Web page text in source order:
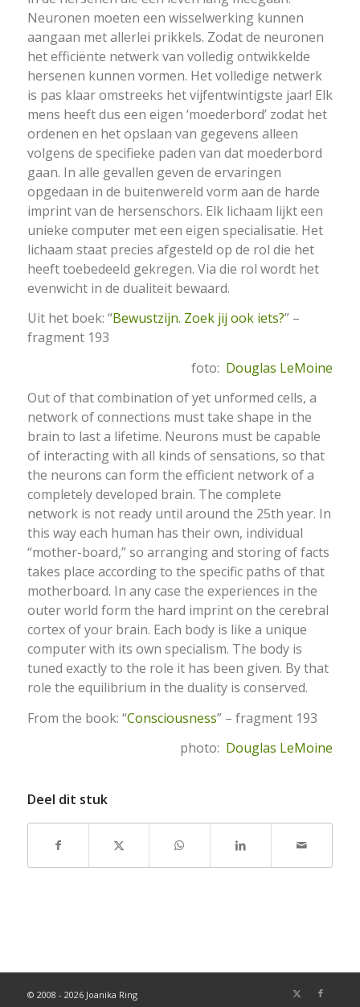
Neuronen moeten een wisselwerking kunnen
aangaan met allerlei prikkels. Zodat de neuronen
het efficiënte netwerk van volledig ontwikkelde
hersenen kunnen vormen. Het volledige netwerk
is pas klaar omstreeks het vijfentwintigste jaar! Elk
mens heeft dus een eigen ‘moederbord’ zodat het
ordenen en het opslaan van gegevens alleen
volgens de specifieke paden van dat moederbord
gaan. In alle gevallen geven de ervaringen
opgedaan in de buitenwereld vorm aan de harde
imprint van de hersenschors. Elk lichaam lijkt een
unieke computer met een eigen specialisatie. Het
lichaam staat precies afgesteld op de rol die het
heeft toebedeeld gekregen. Via die rol wordt het
evenwicht in de dualiteit bewaard.
Uit het boek: “Bewustzijn. Zoek jij ook iets?” –
fragment 193
foto: Douglas LeMoine
Out of that combination of yet unformed cells, a
network of connections must take shape in the
brain to last a lifetime. Neurons must be capable
of interacting with all kinds of sensations, so that
the neurons can form the efficient network of a
completely developed brain. The complete
network is not ready until around the 25th year. In
this way each human has their own, individual
“mother-board,” so arranging and storing of facts
takes place according to the specific paths of that
motherboard. In any case the experiences in the
outer world form the hard imprint on the cerebral
cortex of your brain. Each body is like a unique
computer with its own specialism. The body is
tuned exactly to the role it has been given. By that
role the equilibrium in the duality is conserved.
From the book: “Consciousness” – fragment 193
photo: Douglas LeMoine
Deel dit stuk
© 2008 - 2026 Joanika Ring